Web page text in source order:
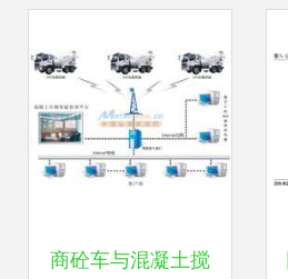
品研发的技术创新
商砼车与混凝土搅